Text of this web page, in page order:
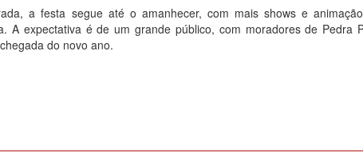
a festa segue até o amanhecer, com mais shows e
A expectativa é de um grande público, com moradores de Pedra
do novo ano.